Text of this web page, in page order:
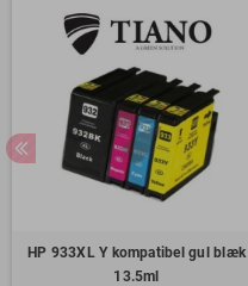
HP 933XL Y kompatibel gul blæk
13.5ml